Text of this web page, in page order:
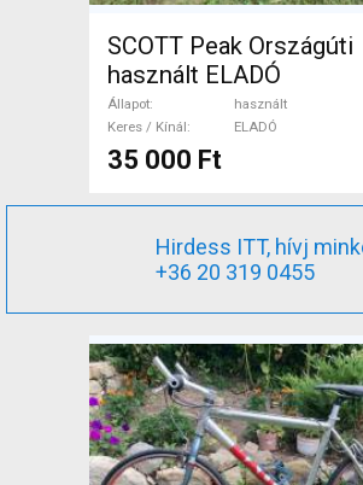
SCOTT Peak Országúti
használt ELADÓ
Állapot
használt
Keres / Kínál
ELADÓ
35 000 Ft
Hirdess ITT, hívj
+36 20 319 0455